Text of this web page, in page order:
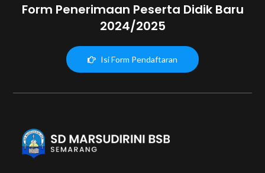
Form Penerimaan Peserta Didik Baru
2024/2025
Isi Form Pendaftaran